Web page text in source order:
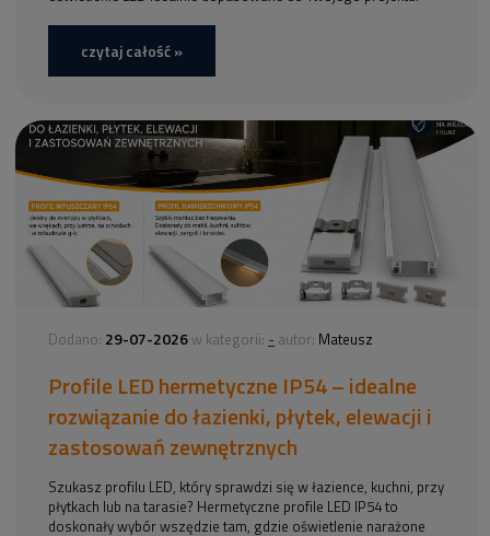
czytaj całość »
Dodano: 29-07-2026 w kategorii: - autor: Mateusz
Profile LED hermetyczne IP54 – idealne
rozwiązanie do łazienki, płytek, elewacji i
zastosowań zewnętrznych
Szukasz profilu LED, który sprawdzi się w łazience, kuchni, przy
płytkach lub na tarasie? Hermetyczne profile LED IP54 to
doskonały wybór wszędzie tam, gdzie oświetlenie narażone